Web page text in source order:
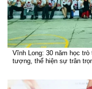
Vĩnh Long: 30 năm học
tượng, thể hiện sự trân